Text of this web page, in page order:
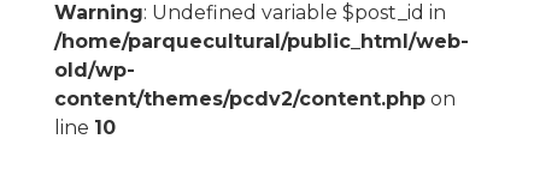
Warning: Undefined variable $post_id in
/home/parquecultural/public_html/web-
old/wp-
content/themes/pcdv2/content.phpon
line 10